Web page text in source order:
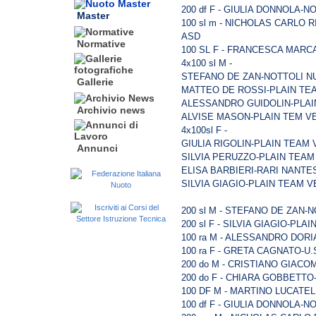
Master
Normative
Gallerie
Archivio news
Annunci
200 df F - GIULIA DONNOLA-
100 sl m - NICHOLAS CARLO
ASD
100 SL F - FRANCESCA
4x100 sl M -
STEFANO DE ZAN-NOTTOLI
MATTEO DE ROSSI-PLAIN
ALESSANDRO GUIDOLIN-
ALVISE MASON-PLAIN TEM
4x100sl F -
GIULIA RIGOLIN-PLAIN TEAM
SILVIA PERUZZO-PLAIN
ELISA BARBIERI-RARI
SILVIA GIAGIO-PLAIN TEAM
200 sl M - STEFANO DE ZAN-
200 sl F - SILVIA GIAGIO-
100 ra M - ALESSANDRO
100 ra F - GRETA CAGNATO-
200 do M - CRISTIANO
200 do F - CHIARA
100 DF M - MARTINO
100 df F - GIULIA DONNOLA-